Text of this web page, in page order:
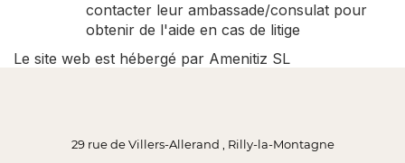
contacter leur ambassade/consulat pour
obtenir de l'aide en cas de litige
Le site web est hébergé par Amenitiz SL
29 rue de Villers-Allerand , Rilly-la-Montagne